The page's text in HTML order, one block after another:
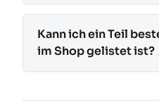
Kann ich ein Teil
im Shop gelistet ist?